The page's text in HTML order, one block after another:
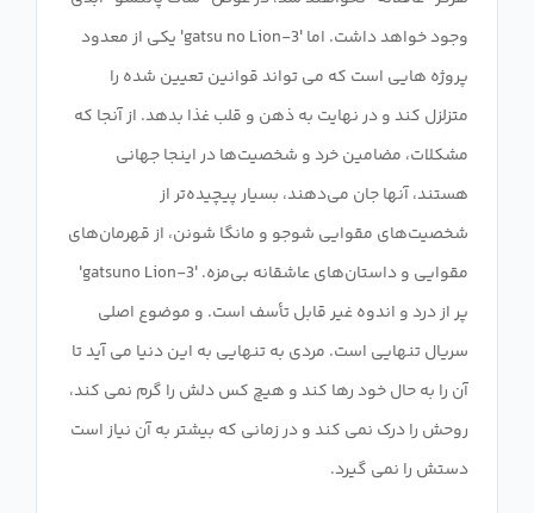
وجود خواهد داشت. اما '3-gatsu no Lion' یکی از معدود
پروژه هایی است که می تواند قوانین تعیین شده را
متزلزل کند و در نهایت به ذهن و قلب غذا بدهد. از آنجا که
مشکلات، مضامین خرد و شخصیت‌ها در اینجا جهانی
هستند، آنها جان می‌دهند، بسیار پیچیده‌تر از
شخصیت‌های مقوایی شوجو و مانگا شونن، از قهرمان‌های
مقوایی و داستان‌های عاشقانه بی‌مزه. '3-gatsuno Lion'
پر از درد و اندوه غیر قابل تأسف است. و موضوع اصلی
سریال تنهایی است. مردی به تنهایی به این دنیا می آید تا
آن را به حال خود رها کند و هیچ کس دلش را گرم نمی کند،
روحش را درک نمی کند و در زمانی که بیشتر به آن نیاز است